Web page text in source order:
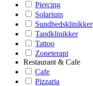
Piercing
Solarium
Sundhedsklinikker
Tandklinikker
Tattoo
Zoneterapi
Restaurant & Cafe
Cafe
Pizzaria